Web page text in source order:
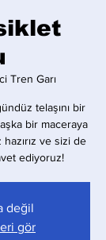
Tren Garı
telaşını bir
bir maceraya
ve sizi de
ediyoruz!
değil
gör